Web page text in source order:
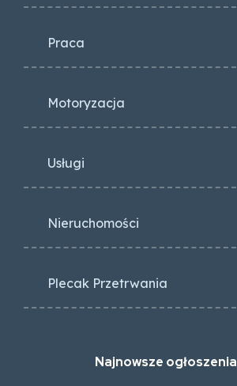
Praca
Motoryzacja
Usługi
Nieruchomości
Plecak Przetrwania
Najnowsze ogłoszenia